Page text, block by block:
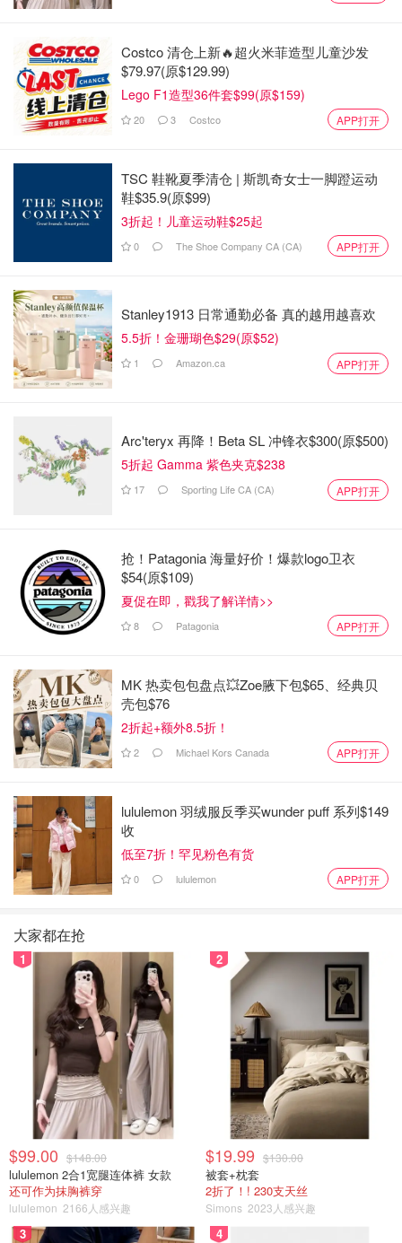
动物园表示，他们早在一年前就已将禽流感列为潜在威胁，
工作人员穿戴专门工作服和防护设备，严格执行高标准
卫生措施。
游客与动物之间设立网状屏障，减少直接接触机会。
加强园区管理，防止野生鸟类进入动物园动物的活动区
图片来自@Toronto Zoo，版权属原作者
解剖任何在园区发现的病死野生鸟类，以确保早期发现禽流
感感染病例。
Masters 强调，目前禽流感对人类的直接威胁极低，但这种
肃对待。
虽然目前禽流感对人类的直接威胁较低，但专家提醒，病毒
的变异和传播速度无法预测。对于普通民众来说，最好的防
护措施就是远离病死动物，保护自己和宠物的安全！
你对这次禽流感疫情有何看法？是否在公园里见过病鸟？欢
迎在评论区分享你的经历！
来源：
CP24
Miability 3392
警告！这类食品被禽流感污染致，已
流入加拿大！病毒现关键突变，增加
人类感染风险！
是momo酱 2577
首例！加拿大一青少年感染禽流感，
情况危急！病毒传染性极强，可通过
飞沫气溶胶传播！
Costco 清仓上新🔥超火米菲造型儿童沙发
$79.97(原$129.99)
Lego F1造型36件套$99(原$159)
20 3 Costco APP打开
TSC 鞋靴夏季清仓 | 斯凯奇女士一脚蹬运动
鞋$35.9(原$99)
3折起！儿童运动鞋$25起
0 The Shoe Company CA (CA) APP打开
Stanley1913 日常通勤必备 真的越用越喜欢
5.5折！金珊瑚色$29(原$52)
1 Amazon.ca APP打开
Arc'teryx 再降！Beta SL 冲锋衣$300(原$500)
5折起 Gamma 紫色夹克$238
17 Sporting Life CA (CA) APP打开
抢！Patagonia 海量好价！爆款logo卫衣
$54(原$109)
夏促在即，戳我了解详情>>
8 Patagonia APP打开
MK 热卖包包盘点💥Zoe腋下包$65、经典贝
壳包$76
2折起+额外8.5折！
2 Michael Kors Canada APP打开
lululemon 羽绒服反季买wunder puff 系列$149
收
低至7折！罕见粉色有货
0 lululemon APP打开
大家都在抢
1
$99.00 $148.00
lululemon 2合1宽腿连体裤 女款
还可作为抹胸裤穿
lululemon 2166人感兴趣
2
$19.99 $130.00
被套+枕套
2折了！! 230支天丝
Simons 2023人感兴趣
3 4